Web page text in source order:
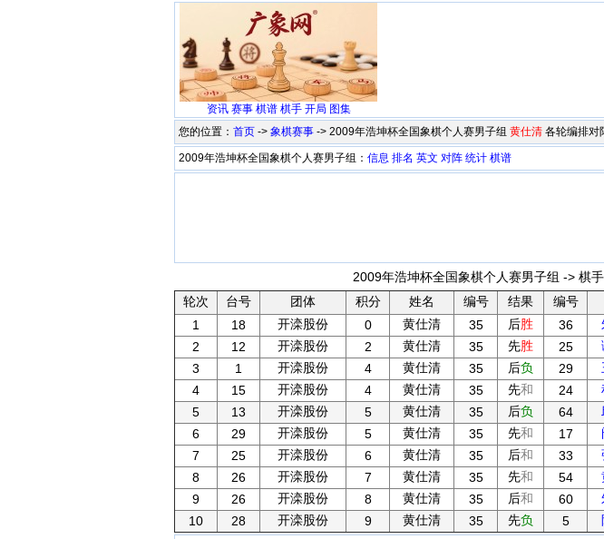
资讯 赛事 棋谱 棋手 开局 图集
您的位置： 首页 -> 象棋赛事 -> 2009年浩坤杯全国象棋个人赛男子组 黄仕清 各轮编排对
2009年浩坤杯全国象棋个人赛男子组： 信息 排名 英文 对阵 统计 棋谱
2009年浩坤杯全国象棋个人赛男子组 -> 棋手
轮次
台号 团体 积分 姓名 编号 结果 编号
1
18 开滦股份 0 黄仕清 35 后胜 36
2
12 开滦股份 2 黄仕清 35 先胜 25
3
1 开滦股份 4 黄仕清 35 后负 29
4
15 开滦股份 4 黄仕清 35 先和 24
5
13 开滦股份 5 黄仕清 35 后负 64
6
29 开滦股份 5 黄仕清 35 先和 17
7
25 开滦股份 6 黄仕清 35 后和 33
8
26 开滦股份 7 黄仕清 35 先和 54
9
26 开滦股份 8 黄仕清 35 后和 60
10
28 开滦股份 9 黄仕清 35 先负 5